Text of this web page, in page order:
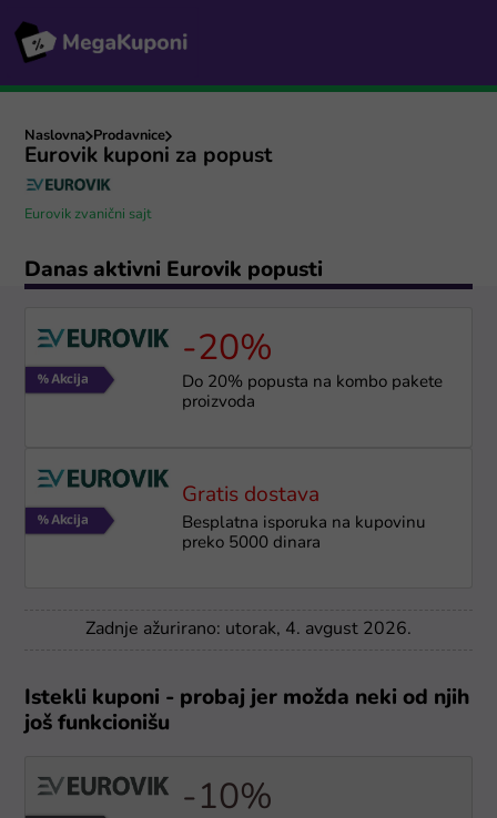
Naslovna Prodavnice
Eurovik kuponi za popust
Eurovik zvanični sajt
Danas aktivni Eurovik popusti
-20%
Do 20% popusta na kombo pakete
proizvoda
Gratis dostava
Besplatna isporuka na kupovinu
preko 5000 dinara
Zadnje ažurirano: utorak, 4. avgust 2026.
Istekli kuponi - probaj jer možda neki od njih
još funkcionišu
-10%